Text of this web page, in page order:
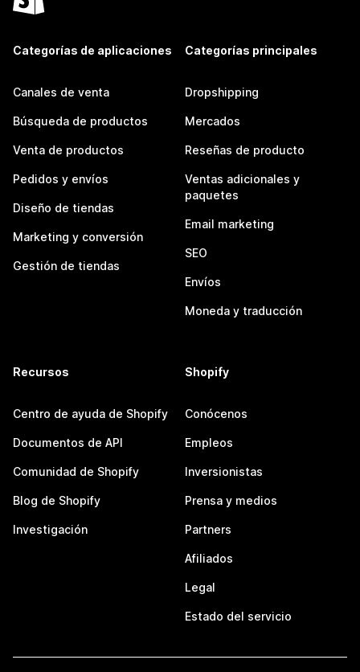
Categorías de aplicaciones
Canales de venta
Búsqueda de productos
Venta de productos
Pedidos y envíos
Diseño de tiendas
Marketing y conversión
Gestión de tiendas
Categorías principales
Dropshipping
Mercados
Reseñas de producto
Ventas adicionales y
paquetes
Email marketing
SEO
Envíos
Moneda y traducción
Recursos
Centro de ayuda de Shopify
Documentos de API
Comunidad de Shopify
Blog de Shopify
Investigación
Shopify
Conócenos
Empleos
Inversionistas
Prensa y medios
Partners
Afiliados
Legal
Estado del servicio